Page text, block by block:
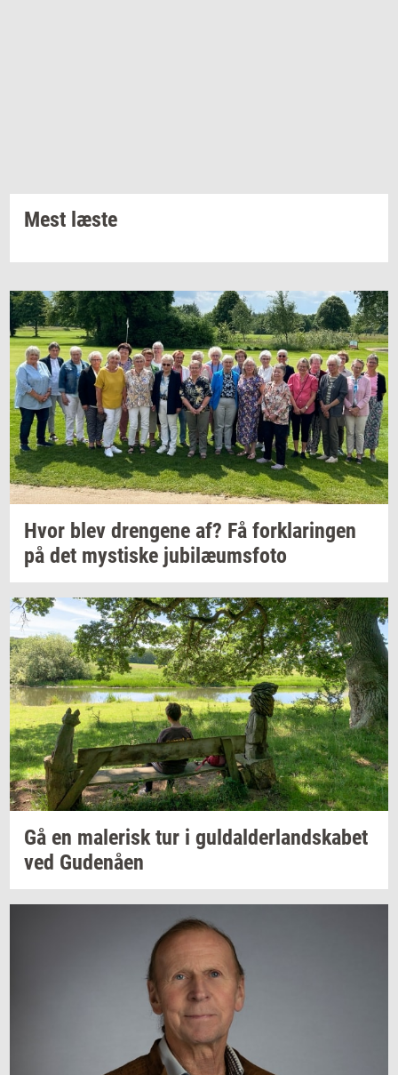
Mest læste
Hvor blev dren­ge­ne af? Få for­kla­rin­gen
på det mysti­ske ju­bilæums­fo­to
Gå en ma­le­risktur i gul­dal­der­land­ska­bet
ved Gu­denå­en